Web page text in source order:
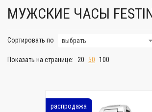
МУЖСКИЕ ЧАСЫ
Сортировать по выбрать
Показать на странице: 20 50 100
распродажа